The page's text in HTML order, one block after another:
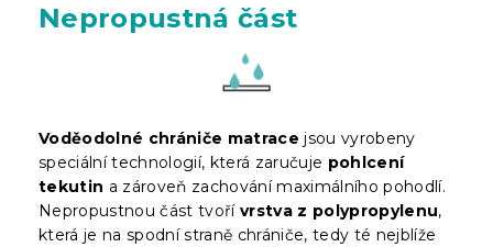
Nepropustná část
Voděodolné chrániče matrace jsou vyrobeny
speciální technologií, která zaručuje pohlcení
tekutin a zároveň zachování maximálního pohodlí.
Nepropustnou část tvořívrstva z polypropylenu,
která je na spodní straně chrániče, tedy té nejblíže